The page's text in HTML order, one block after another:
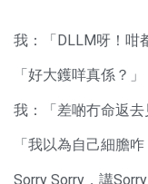
我：「DLLM呀！咁
「好大鑊咩真係？」
我：「差啲冇命返去
「我以為自己細膽咋
Sorry Sorry，講